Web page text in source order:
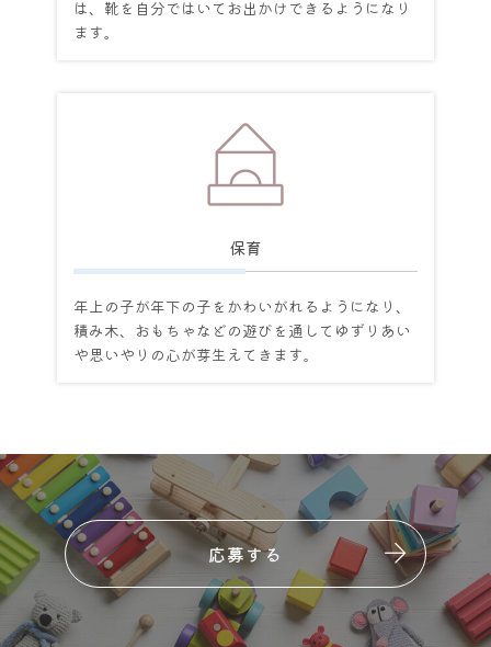
は、靴を自分ではいてお出かけできるようになり
ます。
保育
年上の子が年下の子をかわいがれるようになり、
積み木、おもちゃなどの遊びを通してゆずりあい
や思いやりの心が芽生えてきます。
応募する